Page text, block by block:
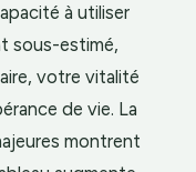
à utiliser
sous-estimé,
votre vitalité
de vie. La
montrent